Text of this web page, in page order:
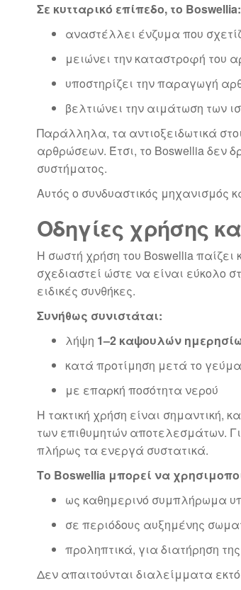
Σε κυτταρικό επίπεδο, το Boswellia:
αναστέλλει ένζυμα που
μειώνει την καταστροφή του
υποστηρίζει την παραγωγή
βελτιώνει την αιμάτωση των
Παράλληλα, τα αντιοξειδωτικά
αρθρώσεων. Έτσι, το Boswellia δεν
συστήματος.
Αυτός ο συνδυαστικός μηχανισμός
Οδηγίες χρήσης
Η σωστή χρήση του Boswellia
σχεδιαστεί ώστε να είναι εύκολο
ειδικές συνθήκες.
Συνήθως συνιστάται:
λήψη 1–2 καψουλών
κατά προτίμηση μετά το γεύμα
με επαρκή ποσότητα νερού
Η τακτική χρήση είναι σημαντική,
των επιθυμητών αποτελεσμάτων.
πλήρως τα ενεργά συστατικά.
Το Boswellia μπορεί να
ως καθημερινό συμπλήρωμα
σε περιόδους αυξημένης
προληπτικά, για διατήρηση
Δεν απαιτούνται διαλείμματα